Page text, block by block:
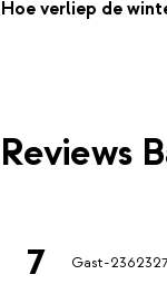
Hoe verliep de
Reviews
7 Gast-23623